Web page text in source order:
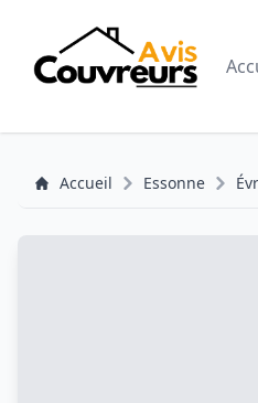
Accueil Essonne